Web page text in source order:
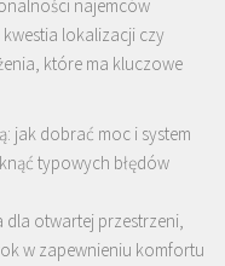
najemców
lokalizacji czy
które ma kluczowe
jak dobrać moc i system
typowych błędów
otwartej przestrzeni,
w zapewnieniu komfortu